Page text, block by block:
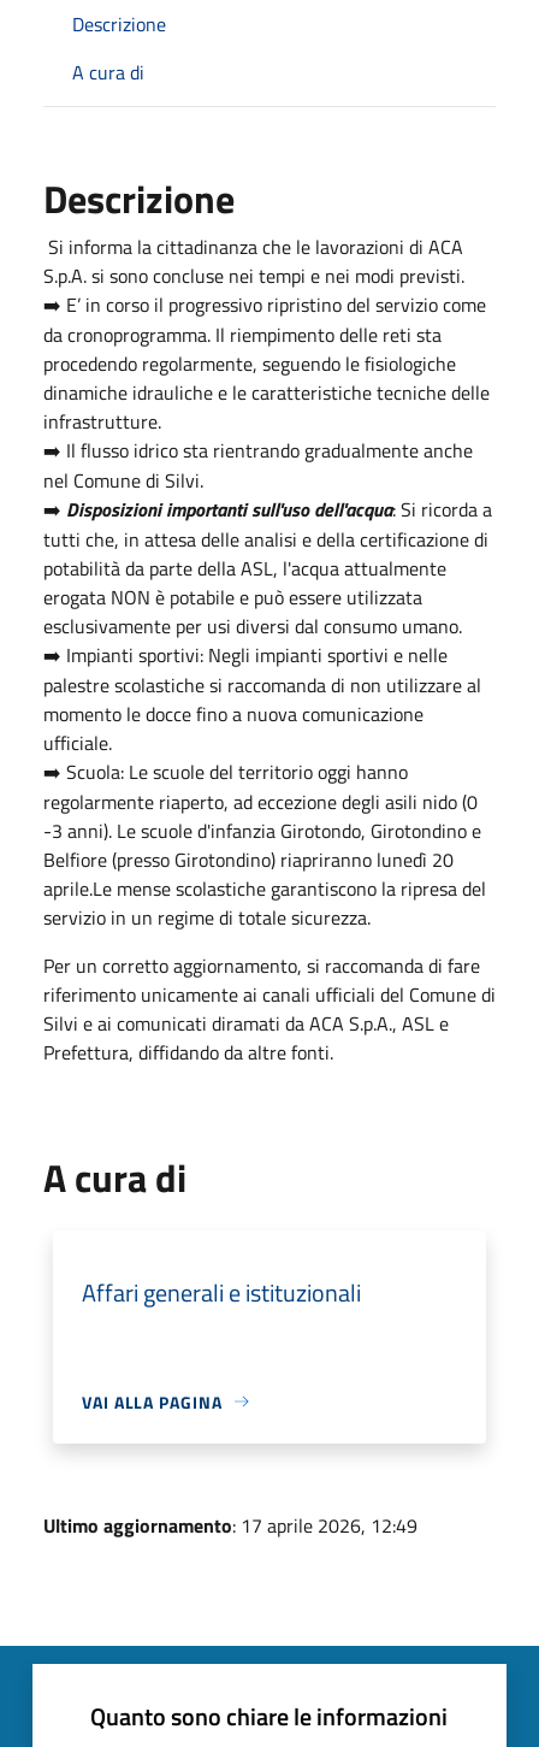
Descrizione
A cura di
Descrizione
Si informa la cittadinanza che le lavorazioni di ACA
S.p.A. si sono concluse nei tempi e nei modi previsti.
➡️ E’ in corso il progressivo ripristino del servizio come
da cronoprogramma. Il riempimento delle reti sta
procedendo regolarmente, seguendo le fisiologiche
dinamiche idrauliche e le caratteristiche tecniche delle
infrastrutture.
➡️ Il flusso idrico sta rientrando gradualmente anche
nel Comune di Silvi.
➡️ Disposizioni importanti sull'uso dell'acqua: Si ricorda a
tutti che, in attesa delle analisi e della certificazione di
potabilità da parte della ASL, l'acqua attualmente
erogata NON è potabile e può essere utilizzata
esclusivamente per usi diversi dal consumo umano.
➡️ Impianti sportivi: Negli impianti sportivi e nelle
palestre scolastiche si raccomanda di non utilizzare al
momento le docce fino a nuova comunicazione
ufficiale.
➡️ Scuola: Le scuole del territorio oggi hanno
regolarmente riaperto, ad eccezione degli asili nido (0
-3 anni). Le scuole d'infanzia Girotondo, Girotondino e
Belfiore (presso Girotondino) riapriranno lunedì 20
aprile.Le mense scolastiche garantiscono la ripresa del
servizio in un regime di totale sicurezza.
Per un corretto aggiornamento, si raccomanda di fare
riferimento unicamente ai canali ufficiali del Comune di
Silvi e ai comunicati diramati da ACA S.p.A., ASL e
Prefettura, diffidando da altre fonti.
A cura di
Affari generali e istituzionali
VAI ALLA PAGINA
Ultimo aggiornamento: 17 aprile 2026, 12:49
Quanto sono chiare le informazioni